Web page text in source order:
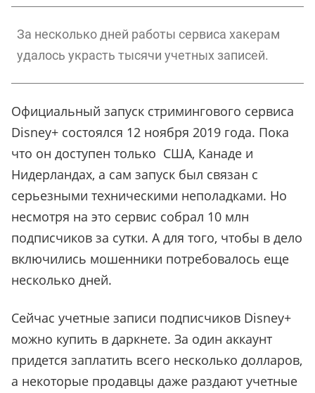
За несколько дней работы сервиса хакерам
удалось украсть тысячи учетных записей.
Официальный запуск стримингового сервиса
Disney+ состоялся 12 ноября 2019 года. Пока
что он доступен только США, Канаде и
Нидерландах, а сам запуск был связан с
серьезными техническими неполадками. Но
несмотря на это сервис собрал 10 млн
подписчиков за сутки. А для того, чтобы в дело
включились мошенники потребовалось еще
несколько дней.
Сейчас учетные записи подписчиков Disney+
можно купить в даркнете. За один аккаунт
придется заплатить всего несколько долларов,
а некоторые продавцы даже раздают учетные